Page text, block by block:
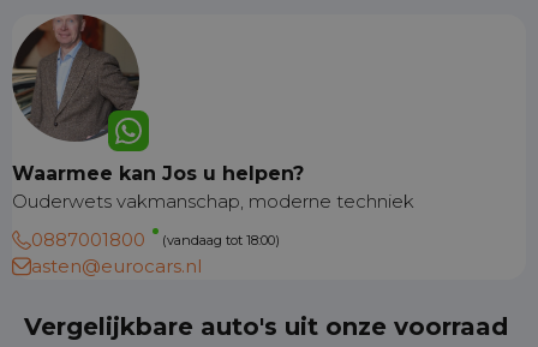
Waarmee kan Jos u helpen?
Ouderwets vakmanschap, moderne techniek
0887001800
(vandaag tot 18:00)
asten@eurocars.nl
Vergelijkbare auto's uit onze voorraad